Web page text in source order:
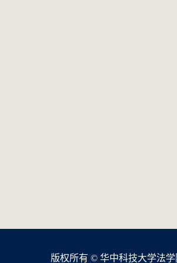
版权所有 © 华中科技大学法学